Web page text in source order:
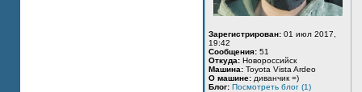
Зарегистрирован: 01 июл 2017,
19:42
Сообщения: 51
Откуда: Новороссийск
Машина: Toyota Vista Ardeo
О машине: диванчик =)
Блог: Посмотреть блог (1)